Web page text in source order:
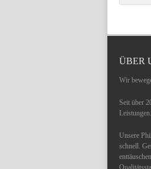
ÜBER
Wir
Seit über
Leistungen.
Unsere
schnell.